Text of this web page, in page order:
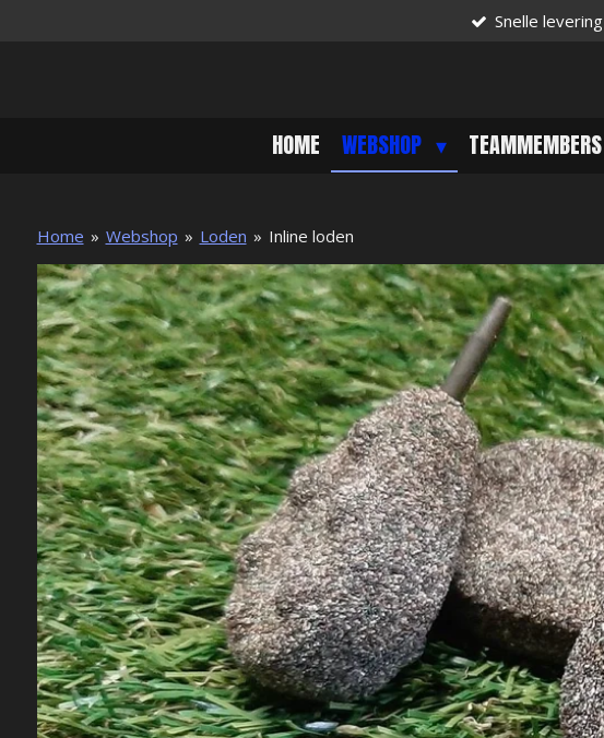
Snelle levering
HOME WEBSHOP TEAMMEMBERS
Home » Webshop » Loden » Inline loden